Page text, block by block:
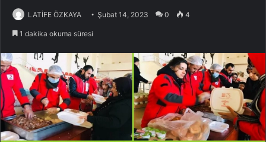
LATİFE ÖZKAYA Şubat 14, 2023 0 4
1 dakika okuma süresi